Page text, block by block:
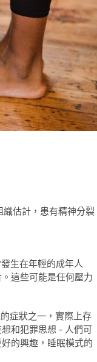
織估計，患有精神分裂
生在年輕的成年人
這些可能是任何壓力
症狀之一，實際上存
和犯罪思想 – 人們可
的興趣，睡眠模式的